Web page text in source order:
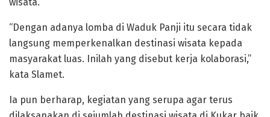
wisata.
“Dengan adanya lomba di Waduk Panji itu secara tidak
langsung memperkenalkan destinasi wisata kepada
masyarakat luas. Inilah yang disebut kerja kolaborasi,”
kata Slamet.
Ia pun berharap, kegiatan yang serupa agar terus